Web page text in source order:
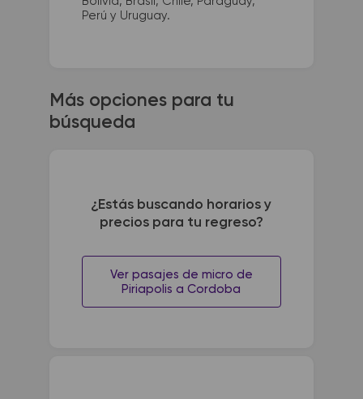
Perú y Uruguay.
Más opciones para tu
búsqueda
¿Estás buscando horarios y
precios para tu regreso?
Ver pasajes de micro de
Piriapolis a Cordoba